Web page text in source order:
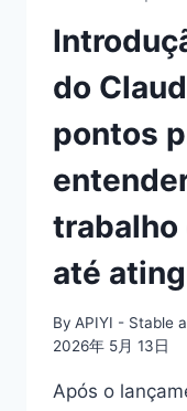
do
pontos
trabalho
até
By APIYI - Stable
2026年 5月 13日
Após o